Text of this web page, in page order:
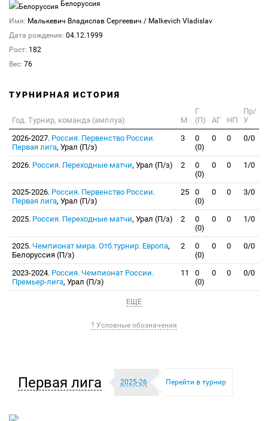
Белоруссия
Имя: Малькевич Владислав Сергеевич / Malkevich Vladislav
Дата рождения: 04.12.1999
Рост: 182
Вес: 76
ТУРНИРНАЯ ИСТОРИЯ
Год. Турнир, команда (амплуа) М
Г
(П)
АГ НП
Пр/
У
2026-2027. Россия. Первенство России.
Первая лига, Урал (П/з)
3
0
(0)
0 0 0/0
2026. Россия. Переходные матчи, Урал (П/з) 2
0
(0)
0 0 1/0
2025-2026. Россия. Первенство России.
Первая лига, Урал (П/з)
25
0
(0)
0 0 3/0
2025. Россия. Переходные матчи, Урал (П/з) 2
0
(0)
0 0 1/0
2025. Чемпионат мира. Отб.турнир. Европа,
Белоруссия (П/з)
2
0
(0)
0 0 0/0
2023-2024. Россия. Чемпионат России.
Премьер-лига, Урал (П/з)
11
0
(0)
0 0 0/0
ЕЩЕ
? Условные обозначения
Первая лига 2025-26 Перейти в турнир